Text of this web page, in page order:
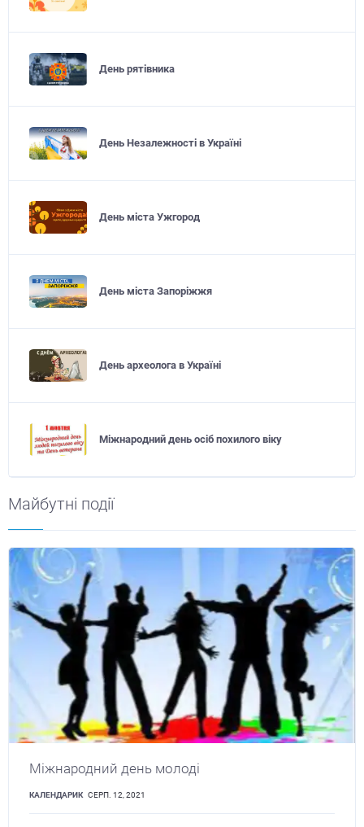
День рятівника
День Незалежності в Україні
День міста Ужгород
День міста Запоріжжя
День археолога в Україні
Міжнародний день осіб похилого віку
Майбутні події
Міжнародний день молоді
КАЛЕНДАРИК СЕРП. 12, 2021